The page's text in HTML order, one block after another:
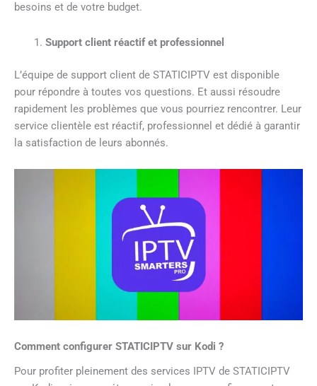
besoins et de votre budget.
Support client réactif et professionnel
L’équipe de support client de STATICIPTV est disponible
pour répondre à toutes vos questions. Et aussi résoudre
rapidement les problèmes que vous pourriez rencontrer. Leur
service clientèle est réactif, professionnel et dédié à garantir
la satisfaction de leurs abonnés.
Comment configurer STATICIPTV sur Kodi ?
Pour profiter pleinement des services IPTV de STATICIPTV